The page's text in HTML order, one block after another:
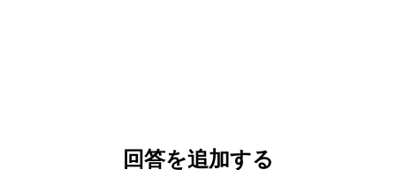
回答を追加する